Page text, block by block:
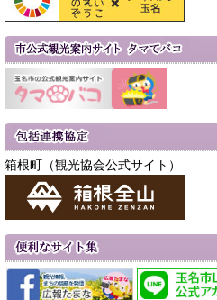
箱根町（観光協会公式サイト）